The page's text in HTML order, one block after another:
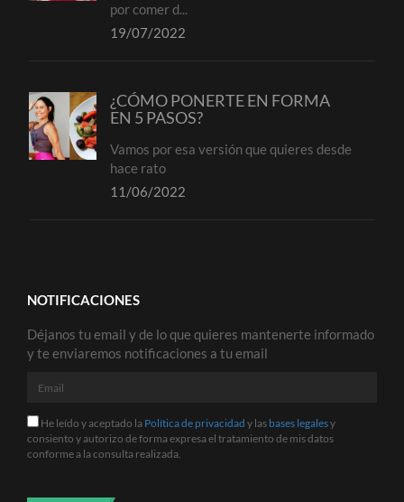
por comer d...
19/07/2022
¿CÓMO PONERTE EN FORMA
EN 5 PASOS?
Vamos por esa versión que quieres desde
hace rato
11/06/2022
NOTIFICACIONES
Déjanos tu email y de lo que quieres mantenerte informado
y te enviaremos notificaciones a tu email
Email
He
leído
y
Política
He leído y aceptado la Política de privacidad y las bases legalesy
consiento y autorizo de forma expresa el tratamiento de mis datos
conforme a la consulta realizada.